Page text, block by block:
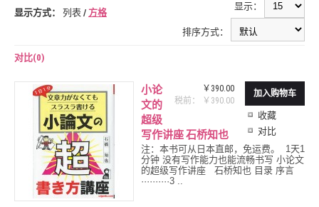
显示方式： 列表 / 方格
显示：
排序方式：
对比(0)
收藏
对比
￥390.00
税前： ￥390.00
小论
文的
超级
写作讲座 石桥知也
注：本书可从日本直邮，免运费。 1天1
分钟 没有写作能力也能流畅书写 小论文
的超级写作讲座 石桥知也 目录 序言
··········3 ..